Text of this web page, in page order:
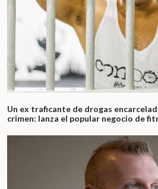
Un ex traficante de drogas
crimen: lanza el popular negocio de